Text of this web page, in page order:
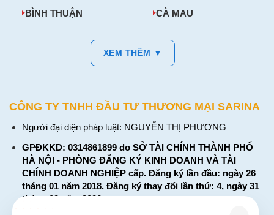
Pin Ni-MH Bộ Đàm Model NTN7144 dùng cho thiết bị
Pin Ni-MH Bộ Đàm Model NTN7144 dùng cho nhiều dòng
Motorola như MTX838, MTX2000, MTX8000, MTX9000,
Sản phẩm có dung lượng bao nhiêu?
Sản phẩm có các phiên bản dung lượng 2100mAh hoặc
2700mAh. Người dùng nên chọn phiên bản phù hợp với
nhu cầu sử dụng và tình trạng bộ sạc hiện có.
Pin sử dụng công nghệ gì?
BÌNH THUẬN CÀ MAU
XEM THÊM ▼
CÔNG TY TNHH ĐẦU TƯ THƯƠNG MẠI SARINA
Người đại diện pháp luật: NGUYỄN THỊ PHƯƠNG
GPĐKKD: 0314861899 do SỞ TÀI CHÍNH THÀNH PHỐ
HÀ NỘI - PHÒNG ĐĂNG KÝ KINH DOANH VÀ TÀI
CHÍNH DOANH NGHIỆP cấp. Đăng ký lần đầu: ngày 26
tháng 01 năm 2018. Đăng ký thay đổi lần thứ: 4, ngày 31
tháng 03 năm 2026